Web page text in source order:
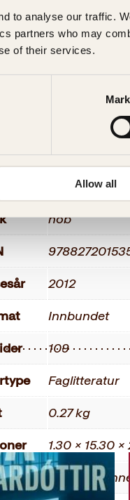
to analyse our traffic.
partners who may
of their services.
Allow all
et utvalg av
Kahlil Gibran
Kagge Forlag
Voksen
nob
2012
Innbundet
109
Faglitteratur
0.27 kg
1.30 × 15.30
av Yvonne